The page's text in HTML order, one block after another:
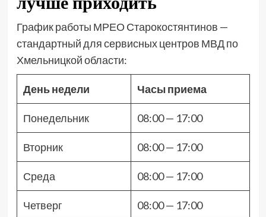
График работы МРЕО Старокостянтинов —
стандартный для сервисных центров МВД по
Хмельницкой области:
День недели Часы приема
Понедельник 08:00 — 17:00
Вторник 08:00 — 17:00
Среда 08:00 — 17:00
Четверг 08:00 — 17:00